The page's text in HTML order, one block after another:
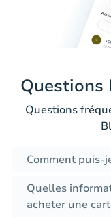
Questions
Questions
Comment puis-
Quelles
acheter une